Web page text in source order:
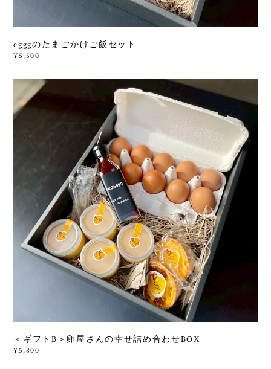
egggのたまごかけご飯セット
¥5,500
＜ギフトB＞卵屋さんの幸せ詰め合わせBOX
¥5,800